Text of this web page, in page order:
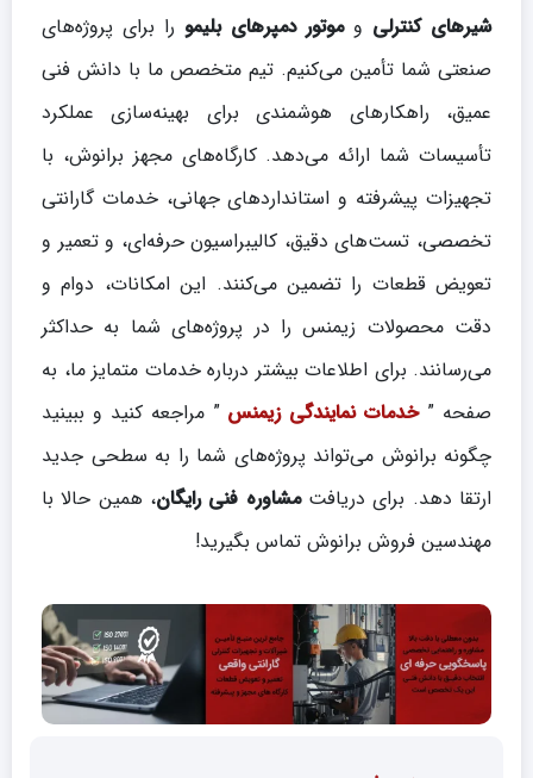
شیرهای کنترلی وموتور دمپرهای بلیمو را برای پروژه‌های
صنعتی شما تأمین می‌کنیم. تیم متخصص ما با دانش فنی
عمیق، راهکارهای هوشمندی برای بهینه‌سازی عملکرد
تأسیسات شما ارائه می‌دهد. کارگاه‌های مجهز برانوش، با
تجهیزات پیشرفته و استانداردهای جهانی، خدمات گارانتی
تخصصی، تست‌های دقیق، کالیبراسیون حرفه‌ای، و تعمیر و
تعویض قطعات را تضمین می‌کنند. این امکانات، دوام و
دقت محصولات زیمنس را در پروژه‌های شما به حداکثر
می‌رسانند. برای اطلاعات بیشتر درباره خدمات متمایز ما، به
صفحه ”خدمات نمایندگی زیمنس” مراجعه کنید و ببینید
چگونه برانوش می‌تواند پروژه‌های شما را به سطحی جدید
ارتقا دهد. برای دریافتمشاوره فنی رایگان، همین حالا با
مهندسین فروش برانوش تماس بگیرید!